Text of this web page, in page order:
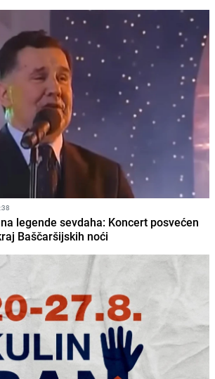
legende sevdaha: Koncert posvećen
Baščaršijskih noći